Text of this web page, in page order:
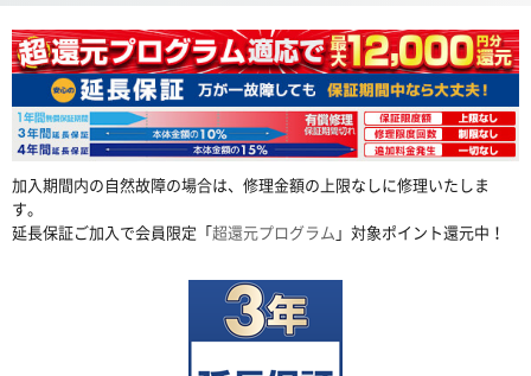
加入期間内の自然故障の場合は、修理金額の上限なしに修理いたしま
す。
延長保証ご加入で会員限定「超還元プログラム 」対象ポイント還元中！